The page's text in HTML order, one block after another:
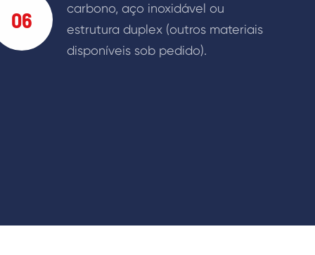
06
carbono, aço inoxidável ou
estrutura duplex (outros materiais
disponíveis sob pedido).